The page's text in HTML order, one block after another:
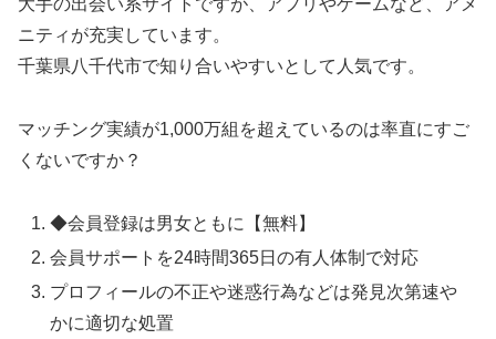
大手の出会い系サイトですが、アプリやゲームなど、アメ
ニティが充実しています。
千葉県八千代市で知り合いやすいとして人気です。
マッチング実績が1,000万組を超えているのは率直にすご
くないですか？
◆会員登録は男女ともに【無料】
会員サポートを24時間365日の有人体制で対応
プロフィールの不正や迷惑行為などは発見次第速や
かに適切な処置